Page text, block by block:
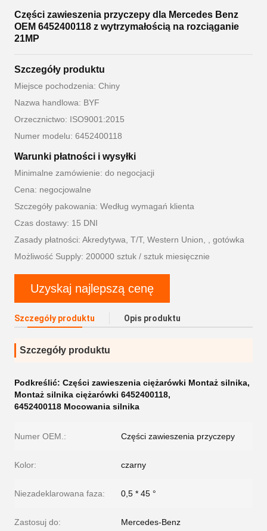
Części zawieszenia przyczepy dla Mercedes Benz
OEM 6452400118 z wytrzymałością na rozciąganie
21MP
Szczegóły produktu
Miejsce pochodzenia: Chiny
Nazwa handlowa: BYF
Orzecznictwo: ISO9001:2015
Numer modelu: 6452400118
Warunki płatności i wysyłki
Minimalne zamówienie: do negocjacji
Cena: negocjowalne
Szczegóły pakowania: Według wymagań klienta
Czas dostawy: 15 DNI
Zasady płatności: Akredytywa, T/T, Western Union, , gotówka
Możliwość Supply: 200000 sztuk / sztuk miesięcznie
Uzyskaj najlepszą cenę
Szczegóły produktu Opis produktu
Szczegóły produktu
Podkreślić: Części zawieszenia ciężarówki Montaż silnika,
Montaż silnika ciężarówki 6452400118,
6452400118 Mocowania silnika
Numer OEM.: Części zawieszenia przyczepy
Kolor: czarny
Niezadeklarowana faza: 0,5 * 45 °
Zastosuj do: Mercedes-Benz